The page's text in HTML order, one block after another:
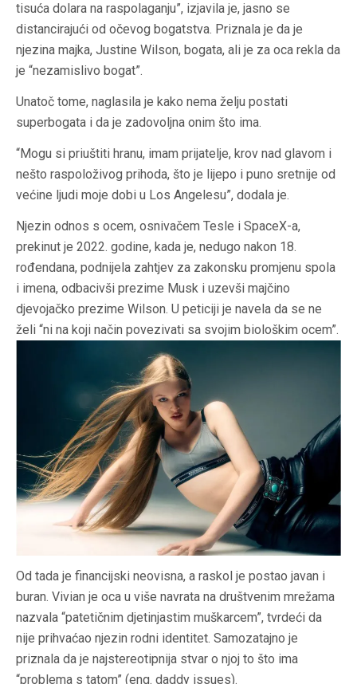
tisuća dolara na raspolaganju”, izjavila je, jasno se
distancirajući od očevog bogatstva. Priznala je da je
njezina majka, Justine Wilson, bogata, ali je za oca rekla da
je “nezamislivo bogat”.
Unatoč tome, naglasila je kako nema želju postati
superbogata i da je zadovoljna onim što ima.
“Mogu si priuštiti hranu, imam prijatelje, krov nad glavom i
nešto raspoloživog prihoda, što je lijepo i puno sretnije od
većine ljudi moje dobi u Los Angelesu”, dodala je.
Njezin odnos s ocem, osnivačem Tesle i SpaceX-a,
prekinut je 2022. godine, kada je, nedugo nakon 18.
rođendana, podnijela zahtjev za zakonsku promjenu spola
i imena, odbacivši prezime Musk i uzevši majčino
djevojačko prezime Wilson. U peticiji je navela da se ne
želi “ni na koji način povezivati sa svojim biološkim ocem”.
Od tada je financijski neovisna, a raskol je postao javan i
buran. Vivian je oca u više navrata na društvenim mrežama
nazvala “patetičnim djetinjastim muškarcem”, tvrdeći da
nije prihvaćao njezin rodni identitet. Samozatajno je
priznala da je najstereotipnija stvar o njoj to što ima
“problema s tatom” (eng. daddy issues).